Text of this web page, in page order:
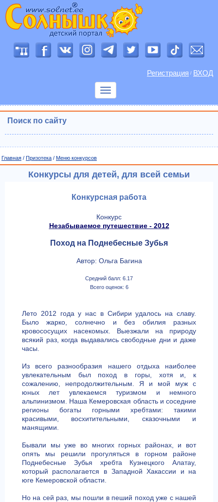
Регистрация / ВХОД
Показать
Поиск по сайту
Главная / Призотека / Меню конкурсов
Конкурсы для детей, для всей семьи
Конкурсная работа
Конкурс
Незабываемое путешествие - 2012
Поход на Поднебесные Зубья
Автор: Ольга Багина
Средний балл: 6.17
Всего оценок: 6
Лето 2012 года у нас в Сибири удалось на славу.
Было жарко, солнечно и без обилия разных
кровососущих насекомых. Выезжали на природу
всякий раз, когда выдавались свободные дни и даже
часы.
Из всего разнообразия нашего отдыха наиболее
увлекательным был поход в горы, хотя и, к
сожалению, непродолжительным. Я и мой муж с
юных лет увлекаемся туризмом и немного
альпинизмом. Наша Кемеровская область и соседние
регионы богаты горными хребтами: такими
красивыми, восхитительными, сказочными и
манящими.
Бывали мы уже во многих горных районах, и вот
опять мы решили прогуляться в горном районе
Поднебесные Зубья хребта Кузнецкого Алатау,
который располагается в Западной Хакассии и на
юге Кемеровской области.
Но на сей раз, мы пошли в пеший поход уже с нашей